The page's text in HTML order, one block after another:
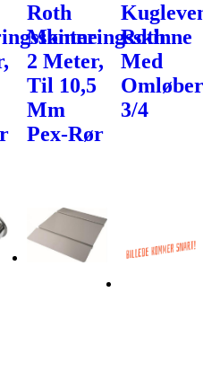
Roth
Monteringsskinne
2 Meter,
Til 10,5
Mm
Pex-Rør
Roth
Med
3/4